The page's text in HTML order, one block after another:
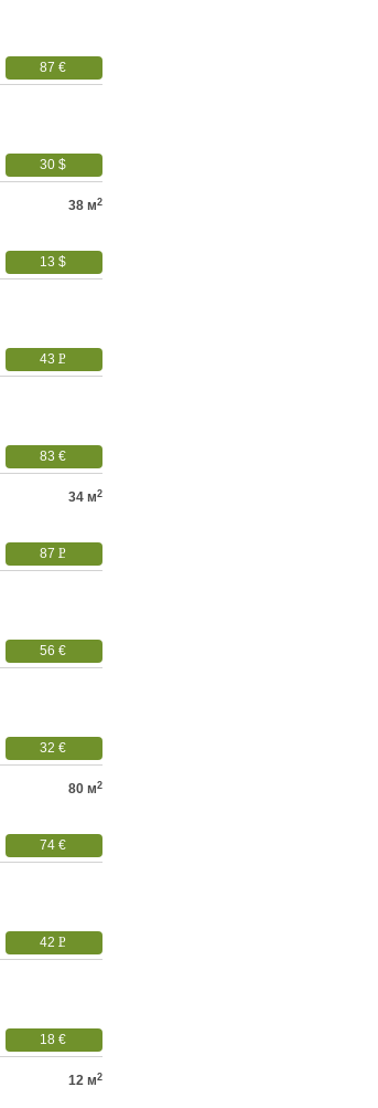
87 €
30 $
38 м2
13 $
43 P
УБ.
83 €
34 м2
87 P
УБ.
56 €
32 €
80 м2
74 €
42 P
УБ.
18 €
12 м2